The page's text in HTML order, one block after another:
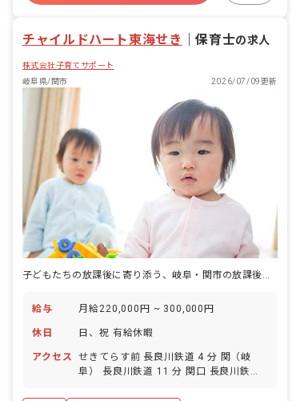
チャイルドハート東海せき ｜保育士の求人
株式会社子育てサポート
岐阜県/関市
2026/07/09更新
子どもたちの放課後に寄り添う、岐阜・関市の放課後等デイ正社員保育士
給与 月給220,000円 ~ 300,000円
休日 日、祝 有給休暇
アクセス
せきてらす前 長良川鉄道 4 分 関（岐
阜） 長良川鉄道 11 分 関口 長良川鉄道